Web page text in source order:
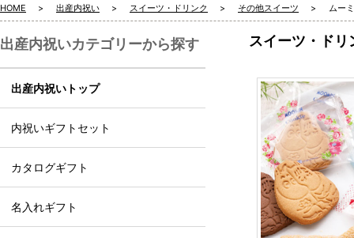
HOME 出産内祝い スイーツ・ドリンク その他スイーツ ムー
スイーツ・ドリ
出産内祝いカテゴリーから探す
出産内祝いトップ
内祝いギフトセット
カタログギフト
名入れギフト